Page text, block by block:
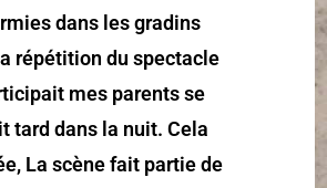
dans les gradins
répétition du spectacle
mes parents se
tard dans la nuit. Cela
La scène fait partie de